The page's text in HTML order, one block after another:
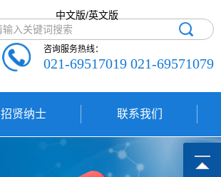
中文版/英文版
咨询服务热线：
021-69517019 021-69571079
招贤纳士 联系我们